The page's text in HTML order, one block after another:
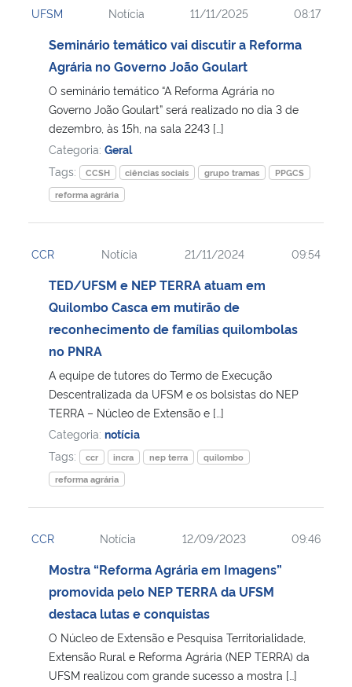
Ministério da Cidadania
Ministério de Minas e Energia
Ministério da Ciência, Tecnologia, Inovações e Comunicações
Ministério do Meio Ambiente
Ministério do Turismo
Ministério do Desenvolvimento Regional
Controladoria-Geral da União
Ministério da Mulher, da Família e dos Direitos Humanos
Secretaria-Geral
Secretaria de Governo
Gabinete de Segurança Institucional
UFSM Notícia 11/11/2025 08:17
Seminário temático vai discutir a Reforma
Agrária no Governo João Goulart
O seminário temático “A Reforma Agrária no
Governo João Goulart” será realizado no dia 3 de
dezembro, às 15h, na sala 2243 […]
Categoria: Geral
Tags:
CCSH ciências sociais grupo tramas
PPGCS
reforma agrária
CCR Notícia 21/11/2024 09:54
TED/UFSM e NEP TERRA atuam em
Quilombo Casca em mutirão de
reconhecimento de famílias quilombolas
no PNRA
A equipe de tutores do Termo de Execução
Descentralizada da UFSM e os bolsistas do NEP
TERRA – Núcleo de Extensão e […]
Categoria: notícia
Tags:
ccr incra nep terra
quilombo
reforma agrária
CCR Notícia 12/09/2023 09:46
Mostra “Reforma Agrária em Imagens”
promovida pelo NEP TERRA da UFSM
destaca lutas e conquistas
O Núcleo de Extensão e Pesquisa Territorialidade,
Extensão Rural e Reforma Agrária (NEP TERRA) da
UFSM realizou com grande sucesso a mostra […]